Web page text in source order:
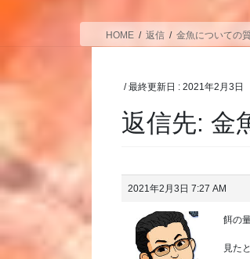
HOME 返信 金魚についての
/ 最終更新日 :2021年2月3日
返信先: 金
2021年2月3日 7:27 AM
餌の
見た